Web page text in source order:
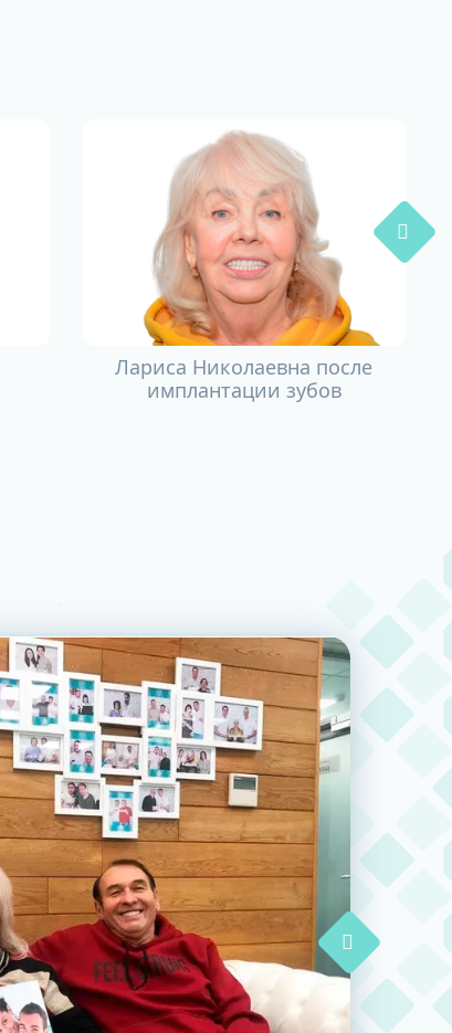
Лариса Николаевна после
имплантации зубов